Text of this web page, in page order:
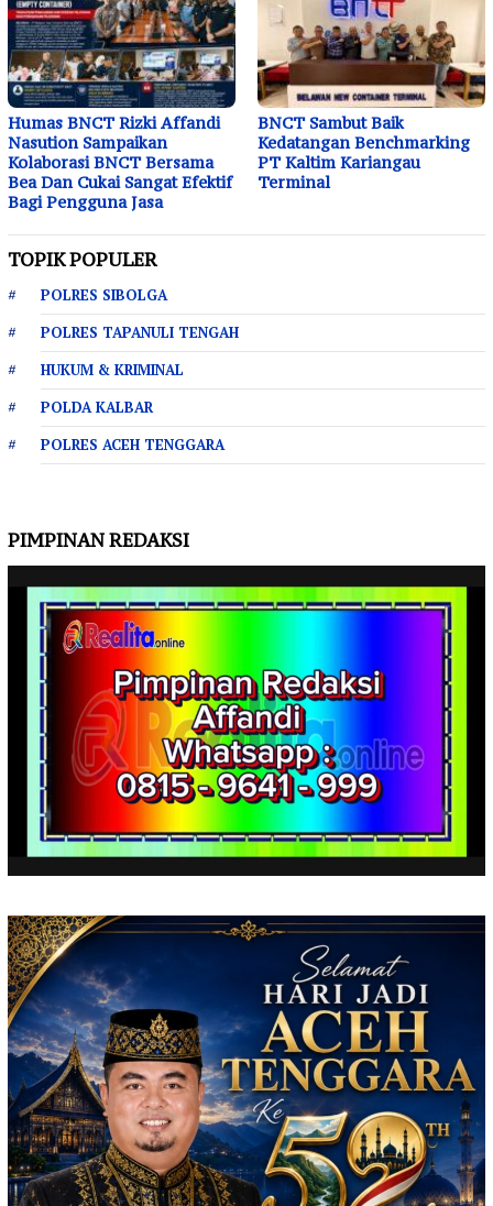
Humas BNCT Rizki Affandi
Nasution Sampaikan
Kolaborasi BNCT Bersama
Bea Dan Cukai Sangat Efektif
Bagi Pengguna Jasa
BNCT Sambut Baik
Kedatangan Benchmarking
PT Kaltim Kariangau
Terminal
TOPIK POPULER
POLRES SIBOLGA
POLRES TAPANULI TENGAH
HUKUM & KRIMINAL
POLDA KALBAR
POLRES ACEH TENGGARA
PIMPINAN REDAKSI